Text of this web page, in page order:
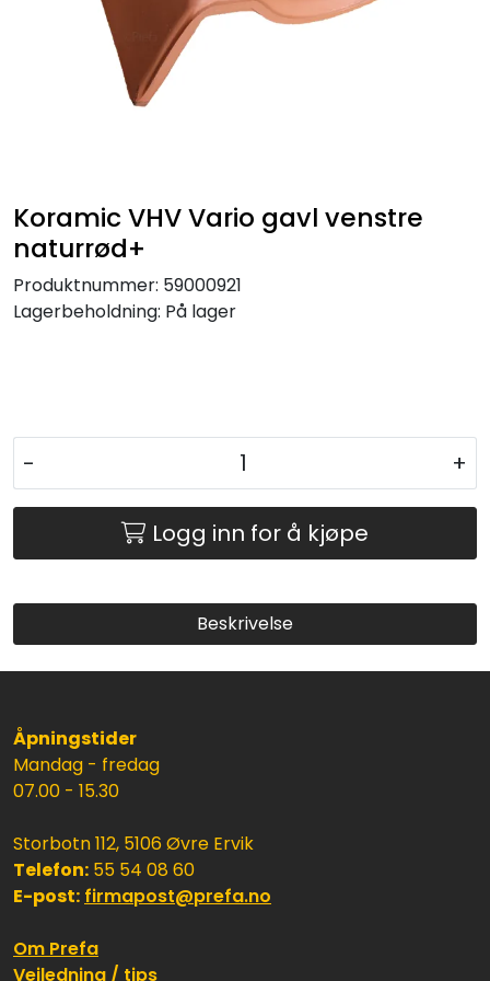
Koramic VHV Vario gavl venstre
naturrød+
Produktnummer: 59000921
Lagerbeholdning: På lager
- +
Logg inn for å kjøpe
Beskrivelse
Åpningstider
Mandag - fredag
07.00 - 15.30
Storbotn 112, 5106 Øvre Ervik
Telefon: 55 54 08 60
E-post: firmapost@prefa.no
Om Prefa
Veiledning / tips